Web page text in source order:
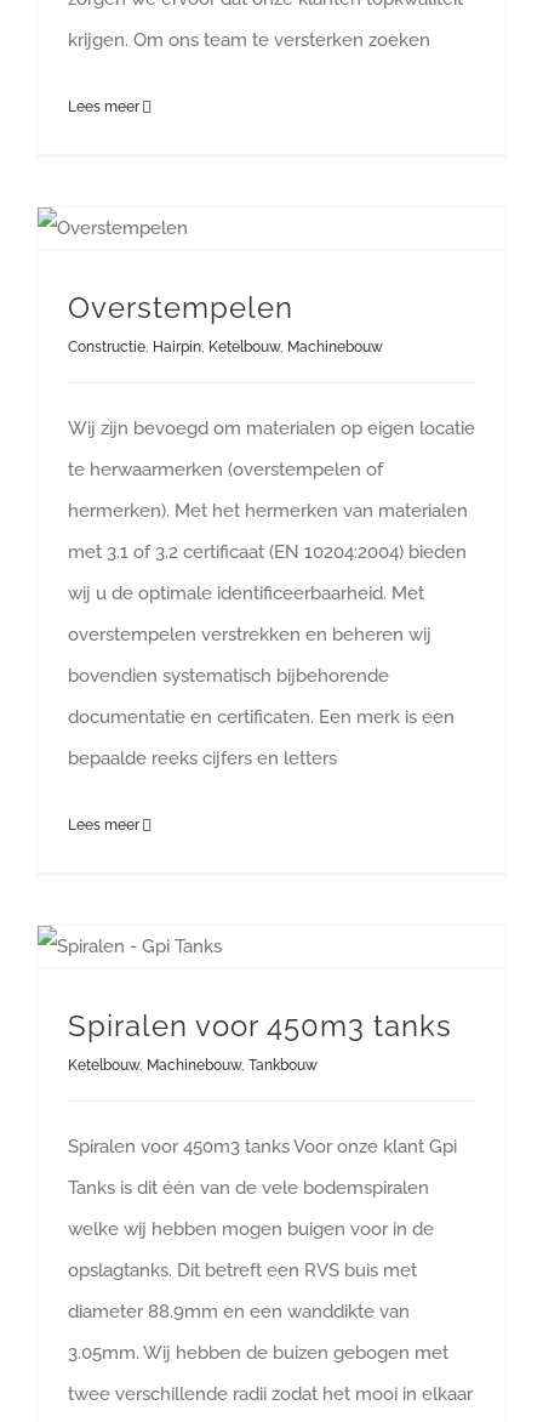
krijgen. Om ons team te versterken zoeken
Lees meer
Overstempelen
Constructie Hairpin Ketelbouw, Machinebouw
Wij zijn bevoegd om materialen op eigen locatie
te herwaarmerken (overstempelen of
hermerken). Met het hermerken van materialen
met 3.1 of 3.2 certificaat (EN 10204:2004) bieden
wij u de optimale identificeerbaarheid. Met
overstempelen verstrekken en beheren wij
bovendien systematisch bijbehorende
documentatie en certificaten. Een merk is een
bepaalde reeks cijfers en letters
Lees meer
Spiralen voor 450m3 tanks
Ketelbouw, Machinebouw, Tankbouw
Spiralen voor 450m3 tanks Voor onze klant Gpi
Tanks is dit één van de vele bodemspiralen
welke wij hebben mogen buigen voor in de
opslagtanks. Dit betreft een RVS buis met
diameter 88.9mm en een wanddikte van
3.05mm. Wij hebben de buizen gebogen met
twee verschillende radii zodat het mooi in elkaar